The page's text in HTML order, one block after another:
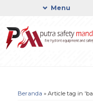
Menu
Beranda » Article tag in